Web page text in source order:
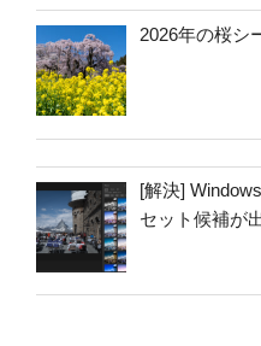
2026年の桜シ
[解決]
セット候補が